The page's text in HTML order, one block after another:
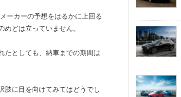
メーカーの予想をはるかに上回る
どは立っていません。
たとしても、納車までの期間は
肢に目を向けてみてはどうでし